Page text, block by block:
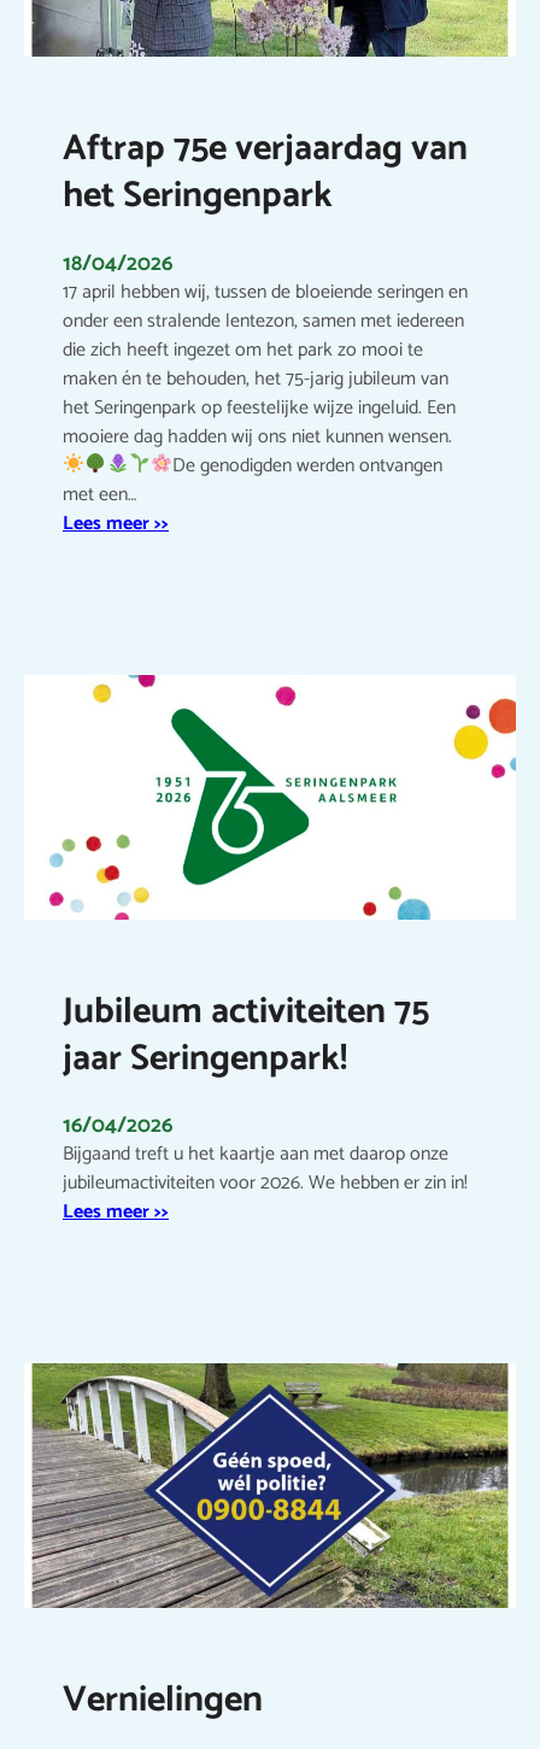
Aftrap 75e verjaardag van
het Seringenpark
18/04/2026
17 april hebben wij, tussen de bloeiende seringen en
onder een stralende lentezon, samen met iedereen
die zich heeft ingezet om het park zo mooi te
maken én te behouden, het 75-jarig jubileum van
het Seringenpark op feestelijke wijze ingeluid. Een
mooiere dag hadden wij ons niet kunnen wensen.
De genodigden werden ontvangen
met een…
Lees meer >>
Jubileum activiteiten 75
jaar Seringenpark!
16/04/2026
Bijgaand treft u het kaartje aan met daarop onze
jubileumactiviteiten voor 2026. We hebben er zin in!
Lees meer >>
Vernielingen